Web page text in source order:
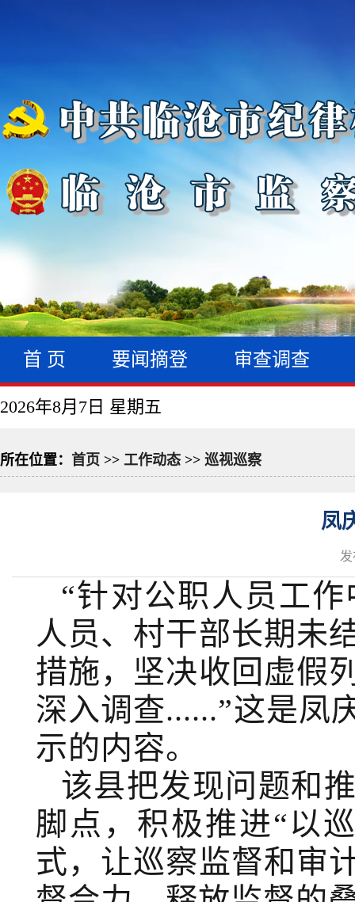
首 页 要闻摘登 审查调查
2026年8月7日 星期五
所在位置： 首页 >> 工作动态 >> 巡视巡察
凤
“针对公职人员工
人员、村干部长期未
措施，坚决收回虚假
深入调查......”这是凤
示的内容。
该县把发现问题和
脚点，积极推进“以
式，让巡察监督和审